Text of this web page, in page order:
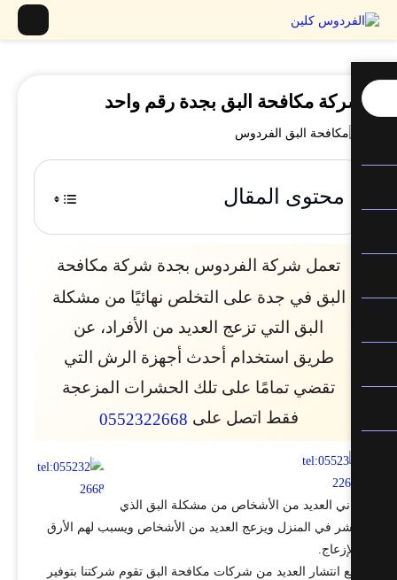
مكافحة البق بجدة رقم واحد
محتوى المقال
تعمل شركة الفردوس بجدة شركة مكافحة
البق في جدة على التخلص نهائيًا من مشكلة
البق التي تزعج العديد من الأفراد، عن
طريق استخدام أحدث أجهزة الرش التي
تقضي تمامًا على تلك الحشرات المزعجة
فقط اتصل على0552322668
العديد من الأشخاص من مشكلة البق الذي
في المنزل ويزعج العديد من الأشخاص ويسبب لهم الأرق
انتشار العديد من شركات مكافحة البق تقوم شركتنا بتوفير